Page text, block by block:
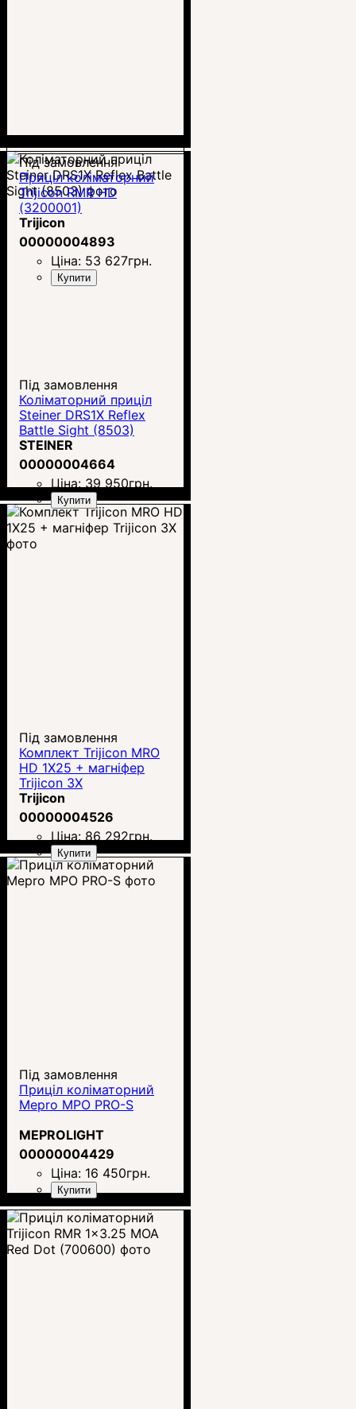
Під замовлення
Приціл коліматорний
Trijicon RMR HD
(3200001)
Trijicon
00000004893
Ціна: 53 627грн.
Купити
Під замовлення
Коліматорний приціл
Steiner DRS1X Reflex
Battle Sight (8503)
STEINER
00000004664
Ціна: 39 950грн.
Купити
Під замовлення
Комплект Trijicon MRO
HD 1X25 + магніфер
Trijicon 3X
Trijicon
00000004526
Ціна: 86 292грн.
Купити
Під замовлення
Приціл коліматорний
Mepro MPO PRO-S
MEPROLIGHT
00000004429
Ціна: 16 450грн.
Купити